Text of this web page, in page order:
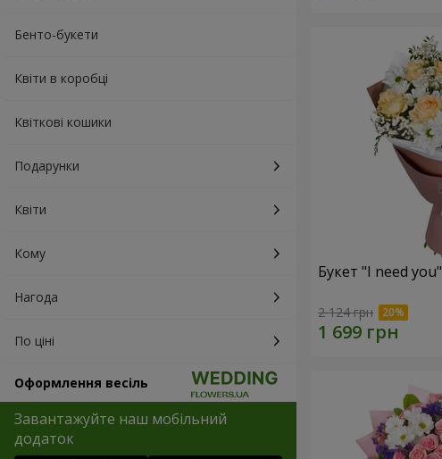
Бенто-букети
Квіти в коробці
Квіткові кошики
Подарунки
Квіти
Кому
Нагода
По ціні
Оформлення весіль
Завантажуйте наш мобільний
додаток
Букет "I need you"
2 124 грн